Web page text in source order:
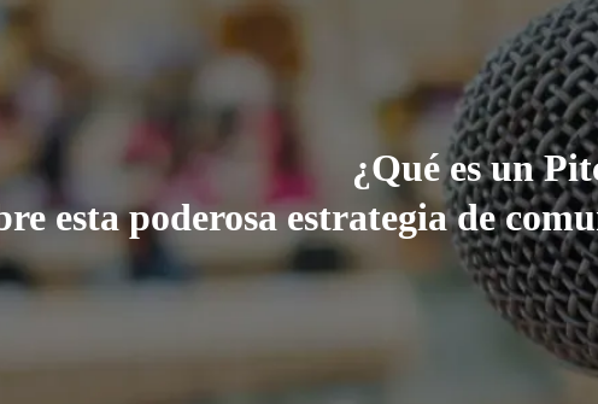
¿Qué es un
esta poderosa estrategia de